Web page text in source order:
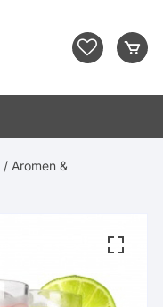
/ Aromen &